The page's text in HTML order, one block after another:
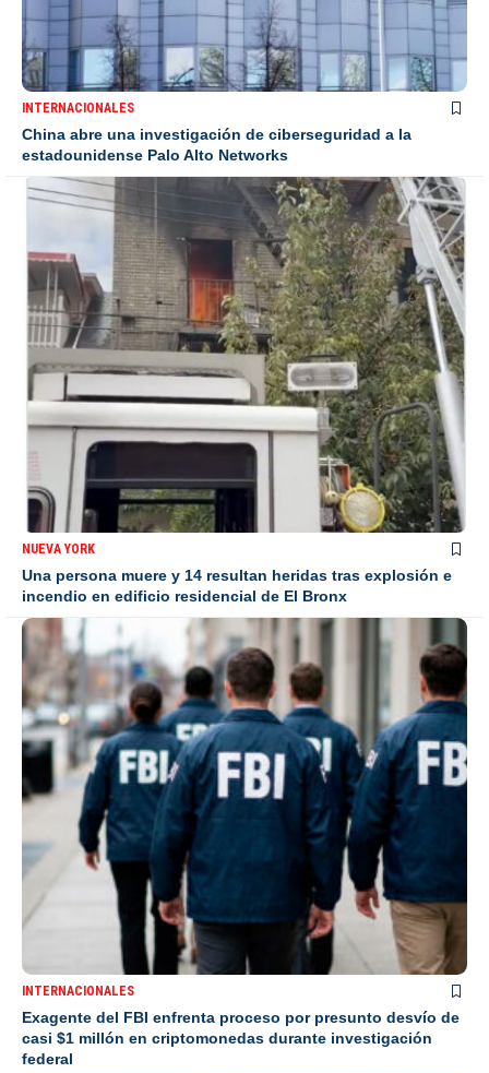
INTERNACIONALES
China abre una investigación de ciberseguridad a la
estadounidense Palo Alto Networks
NUEVA YORK
Una persona muere y 14 resultan heridas tras explosión e
incendio en edificio residencial de El Bronx
INTERNACIONALES
Exagente del FBI enfrenta proceso por presunto desvío de
casi $1 millón en criptomonedas durante investigación
federal